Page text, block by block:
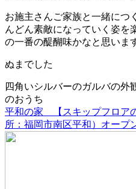
お施主さんご家族と一緒につ
んどん素敵になっていく姿を
の一番の醍醐味かなと思いま
ぬまでした
四角いシルバーのガルバの外
のおうち
平和の家 【スキップフロア
所：福岡市南区平和）オープ